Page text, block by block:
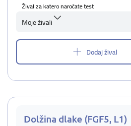
Žival za katero naročate test
Moje živali
Dodaj žival
Dolžina dlake (FGF5, L1)